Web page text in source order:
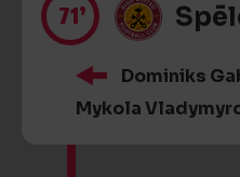
71’
Dominiks
Mykola